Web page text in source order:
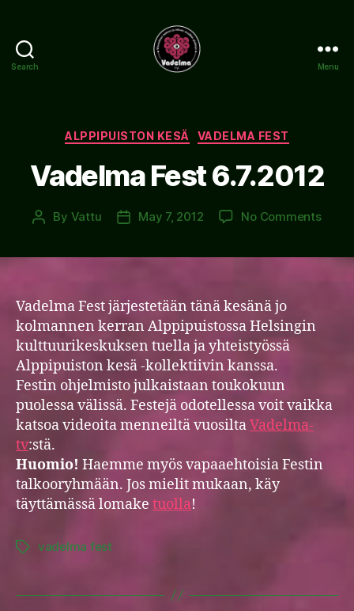
Search Menu
Categories
ALPPIPUISTON KESÄ VADELMA FEST
Vadelma Fest 6.7.2012
Post
By Vattu
PostMay 7, 2012 No Commentson
Vadelma Fest järjestetään tänä kesänä jo
kolmannen kerran Alppipuistossa Helsingin
kulttuurikeskuksen tuella ja yhteistyössä
Alppipuiston kesä -kollektiivin kanssa.
Festin ohjelmisto julkaistaan toukokuun
puolessa välissä. Festejä odotellessa voit vaikka
katsoa videoita menneiltä vuosiltaVadelma-
tv:stä.
Huomio! Haemme myös vapaaehtoisia Festin
talkooryhmään. Jos mielit mukaan, käy
täyttämässä lomake tuolla!
Tagsvadelma fest